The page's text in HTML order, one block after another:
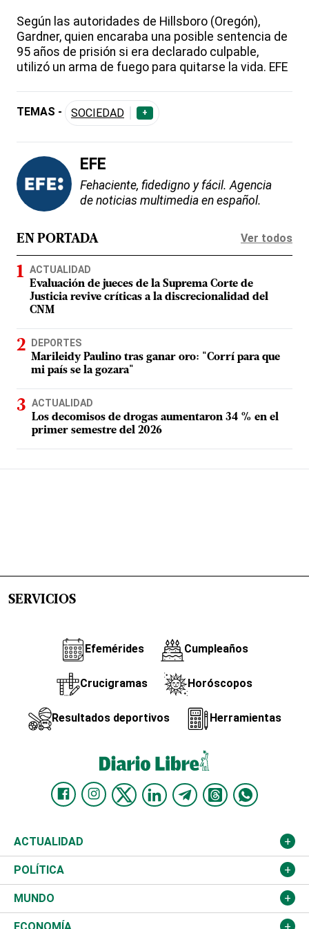
Según las autoridades de Hillsboro (Oregón),
Gardner, quien encaraba una posible sentencia de
95 años de prisión si era declarado culpable,
utilizó un arma de fuego para quitarse la vida. EFE
TEMAS - SOCIEDAD +
EFE
Fehaciente, fidedigno y fácil. Agencia
de noticias multimedia en español.
EN PORTADA Ver todos
ACTUALIDAD
Evaluación de jueces de la Suprema Corte de
Justicia revive críticas a la discrecionalidad del
CNM
DEPORTES
Marileidy Paulino tras ganar oro: "Corrí para que
mi país se la gozara"
ACTUALIDAD
Los decomisos de drogas aumentaron 34 % en el
primer semestre del 2026
SERVICIOS
Efemérides Cumpleaños
Crucigramas Horóscopos
Resultados deportivos Herramientas
ACTUALIDAD
Nacional
Ciudad
Educación
POLÍTICA
Partidos
JCE
MUNDO